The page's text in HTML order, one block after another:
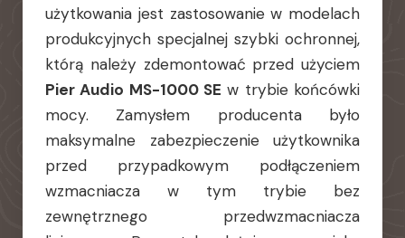
użytkowania jest zastosowanie w modelach
produkcyjnych specjalnej szybki ochronnej,
którą należy zdemontować przed użyciem
Pier Audio MS-1000 SE w trybie końcówki
mocy. Zamysłem producenta było
maksymalne zabezpieczenie użytkownika
przed przypadkowym podłączeniem
wzmacniacza w tym trybie bez
zewnętrznego przedwzmacniacza